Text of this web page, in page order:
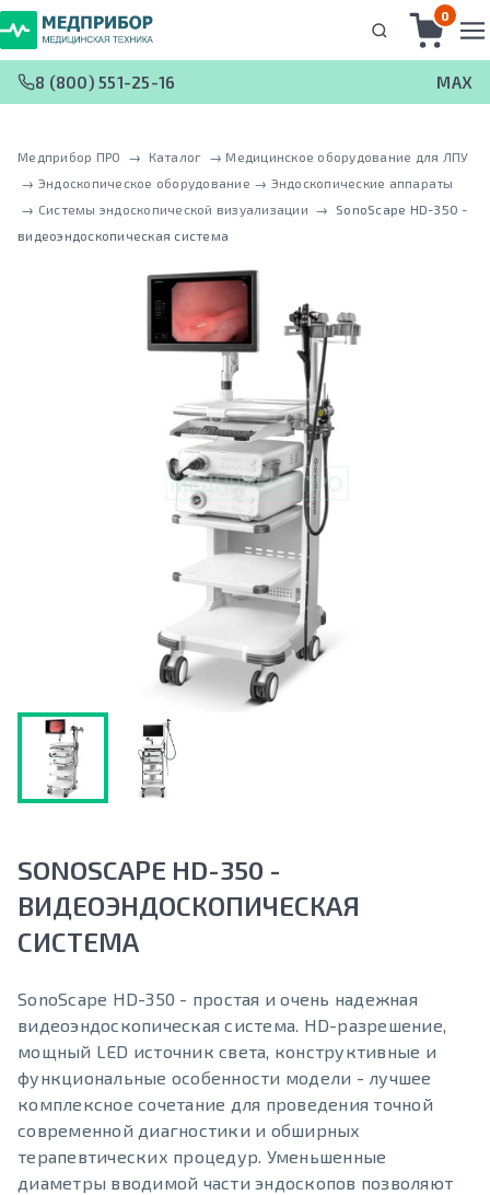
0
8 (800) 551-25-16 MAX
Медприбор ПРО → Каталог → Медицинское оборудование для ЛПУ
→ Эндоскопическое оборудование → Эндоскопические аппараты
→ Системы эндоскопической визуализации →
SonoScape HD-350 -
видеоэндоскопическая система
SONOSCAPE HD-350 -
ВИДЕОЭНДОСКОПИЧЕСКАЯ
СИСТЕМА
SonoScape HD-350 - простая и очень надежная
видеоэндоскопическая система. HD-разрешение,
мощный LED источник света, конструктивные и
функциональные особенности модели - лучшее
комплексное сочетание для проведения точной
современной диагностики и обширных
терапевтических процедур. Уменьшенные
диаметры вводимой части эндоскопов позволяют